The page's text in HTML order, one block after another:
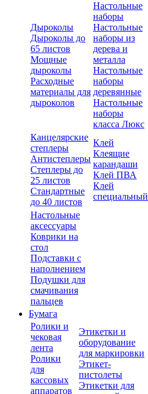
Дыроколы
Дыроколы до
65 листов
Мощные
дыроколы
Расходные
материалы для
дыроколов
Настольные
наборы
Настольные
наборы из
дерева и
металла
Настольные
наборы
деревянные
Настольные
наборы
класса Люкс
Канцелярские
степлеры
Антистеплеры
Степлеры до
25 листов
Стандартные
до 40 листов
Клей
Клеящие
карандаши
Клей ПВА
Клей
специальный
Настольные
аксессуары
Коврики на
стол
Подставки с
наполнением
Подушки для
смачивания
пальцев
Бумага
Ролики и
чековая
лента
Ролики
для
кассовых
аппаратов
Этикетки и
оборудование
для маркировки
Этикет-
пистолеты
Этикетки для